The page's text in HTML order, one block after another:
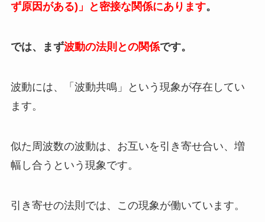
ず原因がある)」と密接な関係にあります。
では、まず波動の法則との関係です。
波動には、「波動共鳴」という現象が存在してい
ます。
似た周波数の波動は、お互いを引き寄せ合い、増
幅し合うという現象です。
引き寄せの法則では、この現象が働いています。